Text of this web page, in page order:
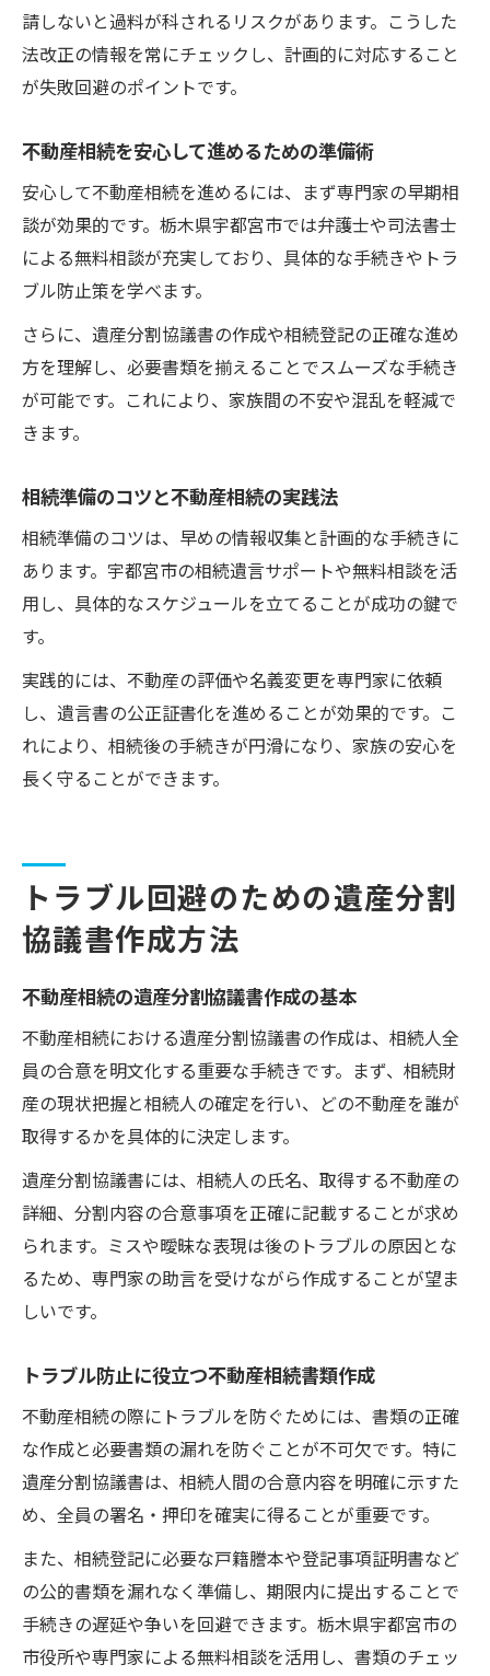
請しないと過料が科されるリスクがあります。こうした
法改正の情報を常にチェックし、計画的に対応すること
が失敗回避のポイントです。
不動産相続を安心して進めるための準備術
安心して不動産相続を進めるには、まず専門家の早期相
談が効果的です。栃木県宇都宮市では弁護士や司法書士
による無料相談が充実しており、具体的な手続きやトラ
ブル防止策を学べます。
さらに、遺産分割協議書の作成や相続登記の正確な進め
方を理解し、必要書類を揃えることでスムーズな手続き
が可能です。これにより、家族間の不安や混乱を軽減で
きます。
相続準備のコツと不動産相続の実践法
相続準備のコツは、早めの情報収集と計画的な手続きに
あります。宇都宮市の相続遺言サポートや無料相談を活
用し、具体的なスケジュールを立てることが成功の鍵で
す。
実践的には、不動産の評価や名義変更を専門家に依頼
し、遺言書の公正証書化を進めることが効果的です。こ
れにより、相続後の手続きが円滑になり、家族の安心を
長く守ることができます。
トラブル回避のための遺産分割
協議書作成方法
不動産相続の遺産分割協議書作成の基本
不動産相続における遺産分割協議書の作成は、相続人全
員の合意を明文化する重要な手続きです。まず、相続財
産の現状把握と相続人の確定を行い、どの不動産を誰が
取得するかを具体的に決定します。
遺産分割協議書には、相続人の氏名、取得する不動産の
詳細、分割内容の合意事項を正確に記載することが求め
られます。ミスや曖昧な表現は後のトラブルの原因とな
るため、専門家の助言を受けながら作成することが望ま
しいです。
トラブル防止に役立つ不動産相続書類作成
不動産相続の際にトラブルを防ぐためには、書類の正確
な作成と必要書類の漏れを防ぐことが不可欠です。特に
遺産分割協議書は、相続人間の合意内容を明確に示すた
め、全員の署名・押印を確実に得ることが重要です。
また、相続登記に必要な戸籍謄本や登記事項証明書など
の公的書類を漏れなく準備し、期限内に提出することで
手続きの遅延や争いを回避できます。栃木県宇都宮市の
市役所や専門家による無料相談を活用し、書類のチェッ